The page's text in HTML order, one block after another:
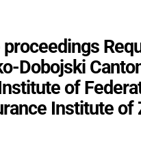
Dobojski
of
Institute of